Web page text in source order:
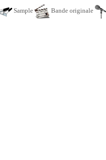
Sample Bande originale